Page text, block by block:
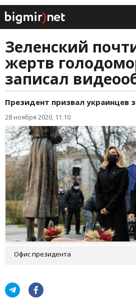
Зеленский
жертв
записал
Президент призвал украинцев
28 ноября 2020, 11:10
Офис президента